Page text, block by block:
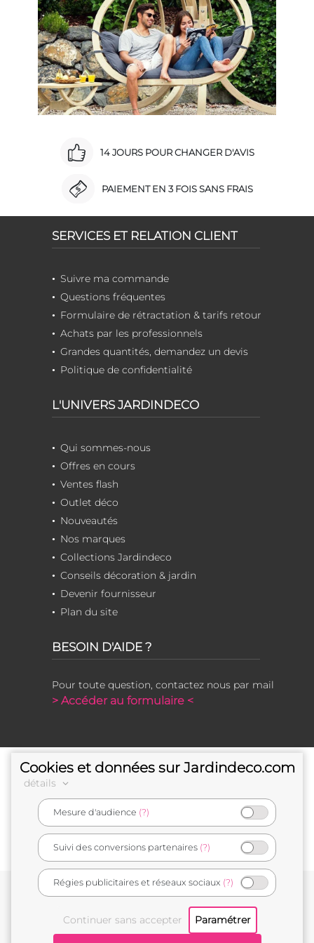
14 JOURS POUR CHANGER D'AVIS
PAIEMENT EN 3 FOIS SANS FRAIS
SERVICES ET RELATION CLIENT
Suivre ma commande
Questions fréquentes
Formulaire de rétractation & tarifs retour
Achats par les professionnels
Grandes quantités, demandez un devis
Politique de confidentialité
L'UNIVERS JARDINDECO
Qui sommes-nous
Offres en cours
Ventes flash
Outlet déco
Nouveautés
Nos marques
Collections Jardindeco
Conseils décoration & jardin
Devenir fournisseur
Plan du site
BESOIN D'AIDE ?
Pour toute question, contactez nous par mail
> Accéder au formulaire <
e-commerçant français
Cookies et données sur Jardindeco.com
détails
Mesure d'audience (?)
Suivi des conversions partenaires (?)
Régies publicitaires et réseaux sociaux (?)